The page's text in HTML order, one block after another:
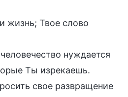
жизнь; Твое слово
нуждается
Ты изрекаешь.
свое развращение